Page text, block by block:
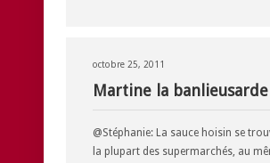
octobre 25, 2011
Martine la banlieusarde
@Stéphanie: La sauce hoisin se
la plupart des supermarchés, au